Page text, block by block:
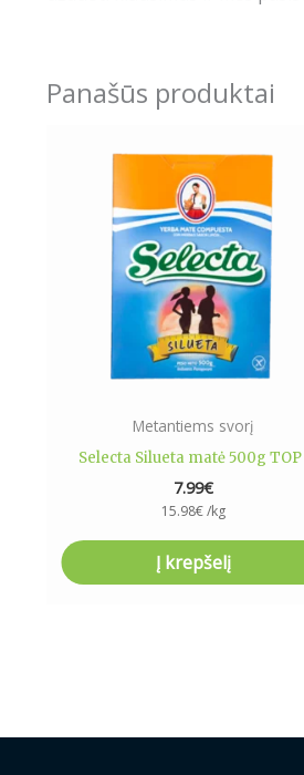
Panašūs produktai
Metantiems svorį
Selecta Silueta matė 500g TOP
7.99€
15.98€/kg
Į krepšelį